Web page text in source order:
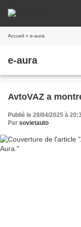
Accueil » e-aura
e-aura
AvtoVAZ a
Publié le 28/04/2025 à
Par sovietauto